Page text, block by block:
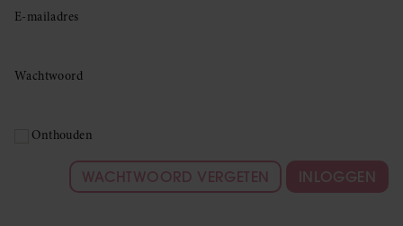
E-mailadres
Wachtwoord
Onthouden
WACHTWOORD VERGETEN INLOGGEN